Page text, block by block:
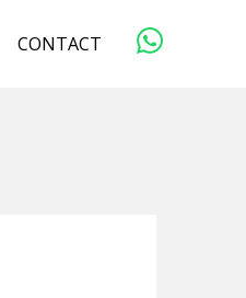
CONTACT